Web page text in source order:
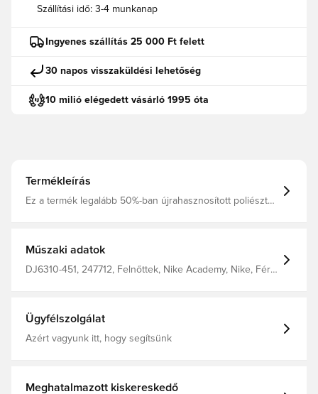
Szállítási idő: 3-4 munkanap
Ingyenes szállítás 25 000 Ft felett
30 napos visszaküldési lehetőség
10 milió elégedett vásárló 1995 óta
Termékleírás
Ez a termék legalább 50%-ban újrahasznosított poliészter
Műszaki adatok
DJ6310-451, 247712, Felnőttek, Nike Academy, Nike, Férfi,
Ügyfélszolgálat
Azért vagyunk itt, hogy segítsünk
Meghatalmazott kiskereskedő